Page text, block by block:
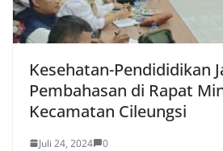
Kesehatan-Pendididikan
Pembahasan di Rapat
Kecamatan Cileungsi
Juli 24, 2024 0